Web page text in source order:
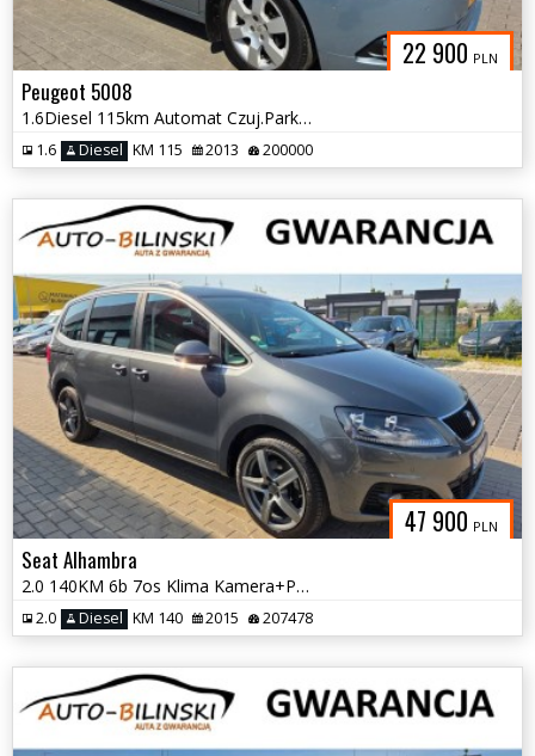
22 900 PLN
Peugeot 5008
1.6Diesel 115km Automat Czuj.Parkownia Klima Serwis opłaty Gwarancja
1.6 Diesel KM 115 2013 200000
47 900 PLN
Seat Alhambra
2.0 140KM 6b 7os Klima Kamera+Parktronic Grz.Fotele Navi Opłaty Gwar
2.0 Diesel KM 140 2015 207478